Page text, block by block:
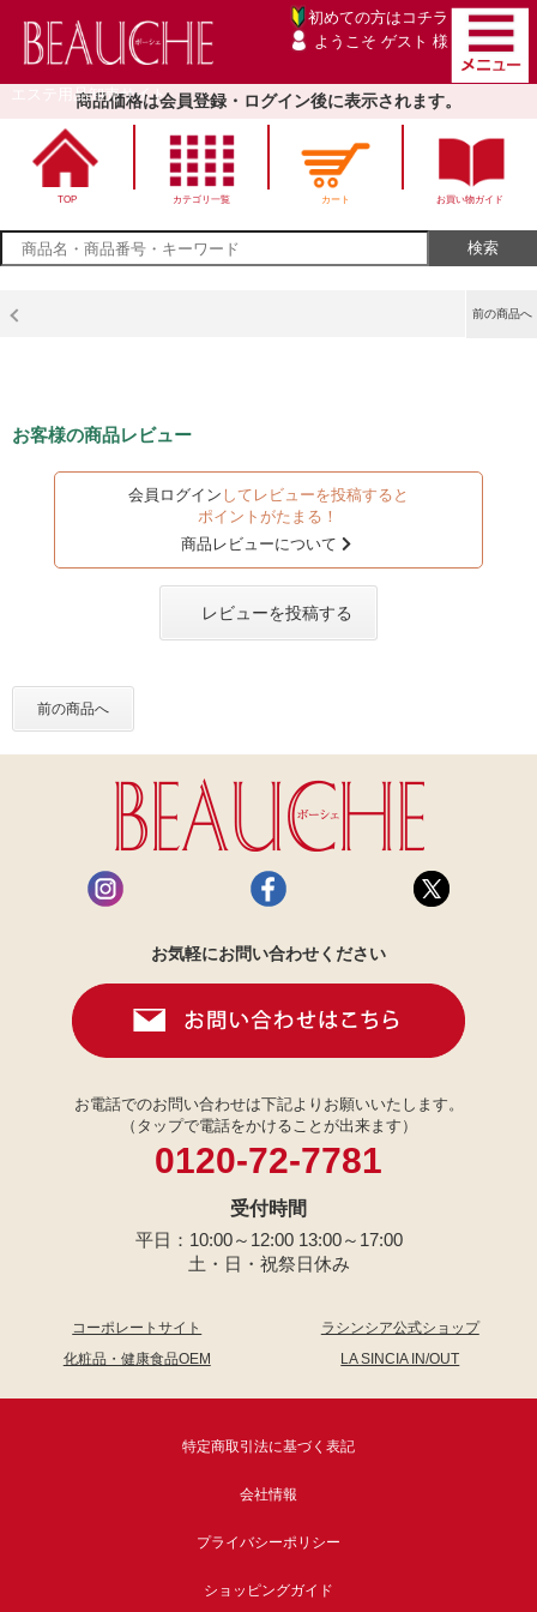
エステ用品卸売サイト
初めての方は コチラ
ようこそ ゲスト 様
商品価格は会員登録・ログイン後に表示されます。
TOP カテゴリ一覧 カート お買い物ガイド
前の商品へ
お客様の商品レビュー
会員ログイン してレビューを投稿すると
ポイントがたまる！
商品レビューについて
レビューを投稿する
前の商品へ
お気軽にお問い合わせください
お電話でのお問い合わせは下記よりお願いいたします。
（タップで電話をかけることが出来ます）
0120-72-7781
受付時間
平日：10:00～12:00 13:00～17:00
土・日・祝祭日休み
コーポレートサイト
ラシンシア公式ショップ
化粧品・健康食品OEM
LA SINCIA IN/OUT
特定商取引法に基づく表記
会社情報
プライバシーポリシー
ショッピングガイド